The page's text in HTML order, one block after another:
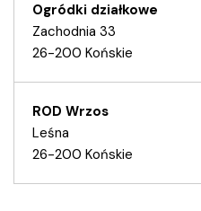
Ogródki działkowe
Zachodnia 33
26-200 Końskie
ROD Wrzos
Leśna
26-200 Końskie